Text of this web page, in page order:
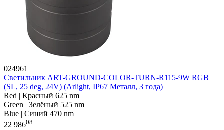
024961
Светильник ART-GROUND-COLOR-TURN-R115-9W RGB
(SL, 25 deg, 24V) (Arlight, IP67 Металл, 3 года)
Red | Красный 625 nm
Green | Зелёный 525 nm
Blue | Синий 470 nm
22 98608